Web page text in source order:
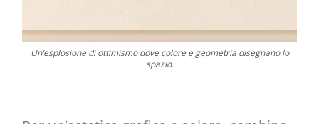
Un’esplosione di ottimismo dove colore e geometria disegnano lo
spazio.